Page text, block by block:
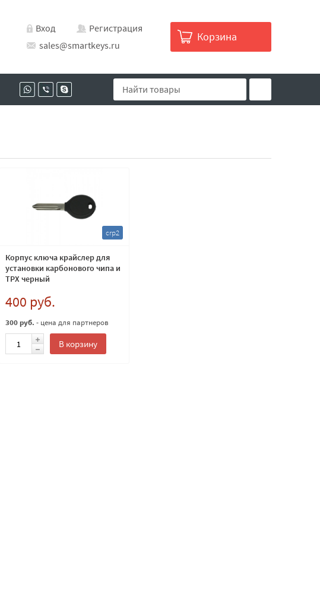
Вход
Регистрация
sales@smartkeys.ru
Корзина
crp2
Корпус ключа крайслер для
установки карбонового чипа и
TPX черный
400 руб.
300 руб. - цена для партнеров
В корзину